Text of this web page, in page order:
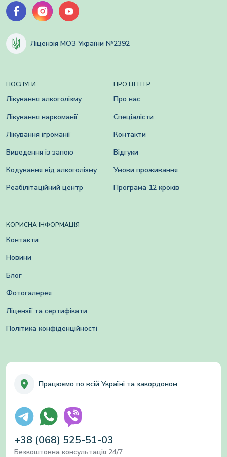
Ліцензія МОЗ України №2392
ПОСЛУГИ
Лікування алкоголізму
Лікування наркоманії
Лікування ігроманії
Виведення із запою
Кодування від алкоголізму
Реабілітаційний центр
ПРО ЦЕНТР
Про нас
Спеціалісти
Контакти
Відгуки
Умови проживання
Програма 12 кроків
КОРИСНА ІНФОРМАЦІЯ
Контакти
Новини
Блог
Фотогалерея
Ліцензії та сертифікати
Політика конфіденційності
Працюємо по всій Україні та закордоном
+38 (068) 525-51-03
Безкоштовна консультація 24/7